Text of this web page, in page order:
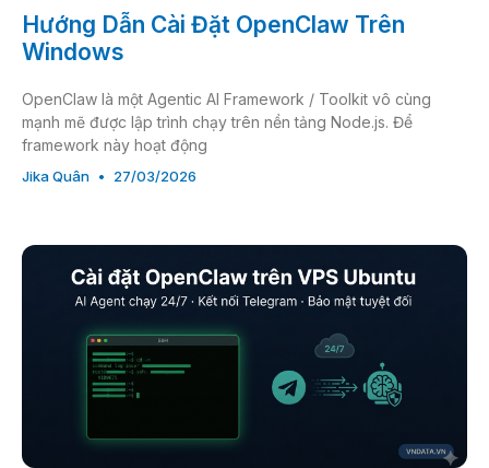
Hướng Dẫn Cài Đặt OpenClaw Trên
Windows
OpenClaw là một Agentic AI Framework / Toolkit vô cùng
mạnh mẽ được lập trình chạy trên nền tảng Node.js. Để
framework này hoạt động
Jika Quân 27/03/2026